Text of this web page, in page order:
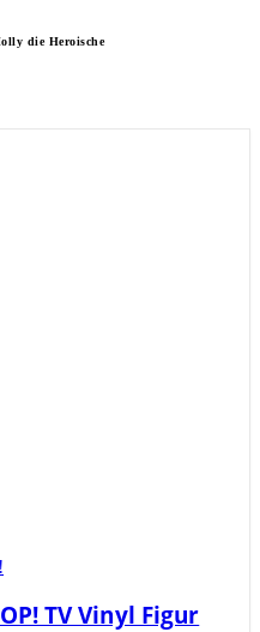
die Heroische
TV Vinyl Figur